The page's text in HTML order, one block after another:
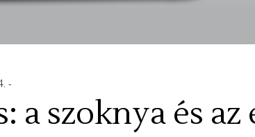
a szoknya és